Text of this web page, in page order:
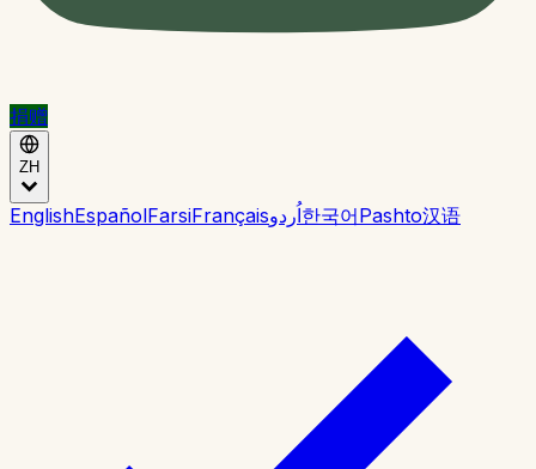
捐赠
ZH
EnglishEspañolFarsiFrançaisاُردو한국어Pashto汉语